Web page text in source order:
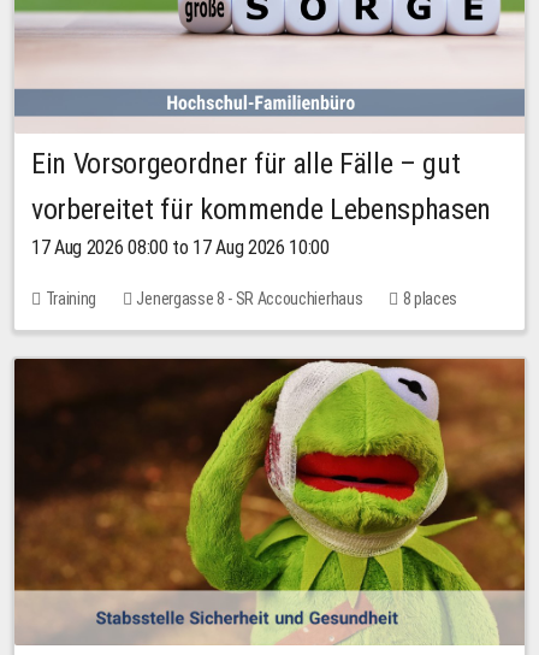
Ein Vorsorgeordner für alle Fälle – gut
vorbereitet für kommende Lebensphasen
17 Aug 2026 08:00 to 17 Aug 2026 10:00
Training Jenergasse 8 - SR Accouchierhaus 8 places